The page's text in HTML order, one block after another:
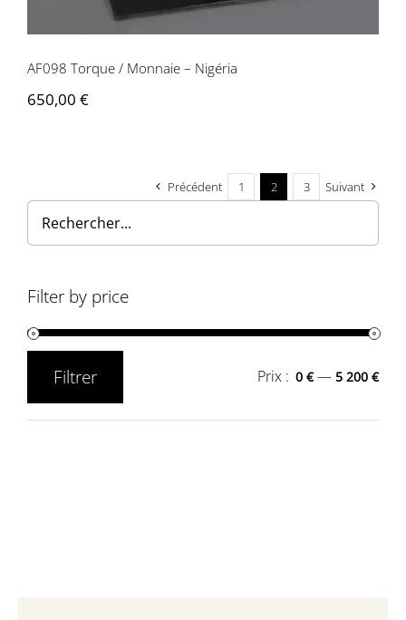
AF098 Torque / Monnaie – Nigéria
650,00 €
Précédent 1 2 3 Suivant
Filter by price
Filtrer Prix : 0 €—5 200 €